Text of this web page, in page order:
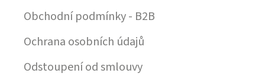
Obchodní podmínky - B2B
Ochrana osobních údajů
Odstoupení od smlouvy